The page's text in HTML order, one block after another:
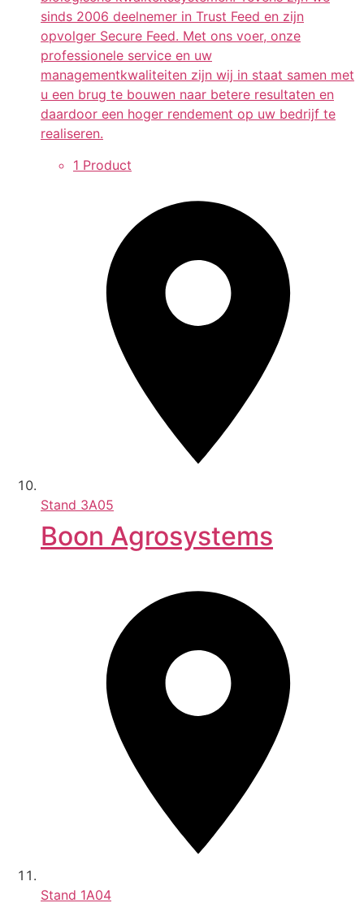
sinds 2006 deelnemer in Trust Feed en zijn
opvolger Secure Feed. Met ons voer, onze
professionele service en uw
managementkwaliteiten zijn wij in staat samen met
u een brug te bouwen naar betere resultaten en
daardoor een hoger rendement op uw bedrijf te
realiseren.
1 Product
Stand 3A05
Boon Agrosystems
Stand 1A04